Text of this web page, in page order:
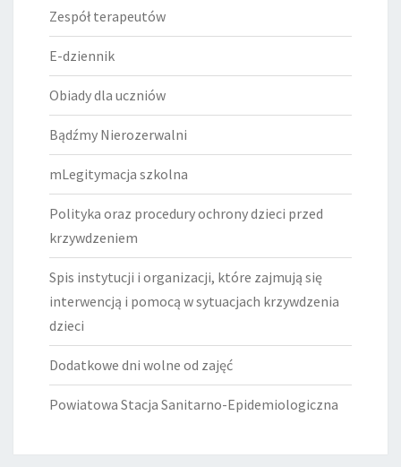
Zespół terapeutów
E-dziennik
Obiady dla uczniów
Bądźmy Nierozerwalni
mLegitymacja szkolna
Polityka oraz procedury ochrony dzieci przed
krzywdzeniem
Spis instytucji i organizacji, które zajmują się
interwencją i pomocą w sytuacjach krzywdzenia
dzieci
Dodatkowe dni wolne od zajęć
Powiatowa Stacja Sanitarno-Epidemiologiczna